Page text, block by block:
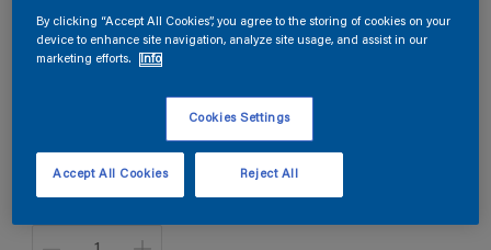
V2.10.75
2,5 L
By clicking “Accept All Cookies”, you agree to the storing of cookies on your
device to enhance site navigation, analyze site usage, and assist in our
marketing efforts.
Info
Cookies Settings
Reject All
Accept All Cookies